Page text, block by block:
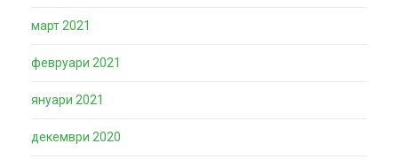
март 2021
февруари 2021
януари 2021
декември 2020